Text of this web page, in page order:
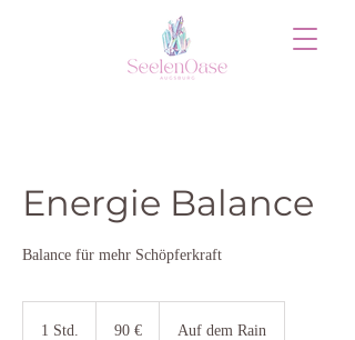
Energie Balance
Balance für mehr Schöpferkraft
1 Std. 90 € Auf dem Rain